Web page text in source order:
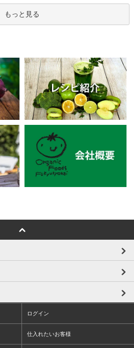
もっと見る
ログイン
仕入れたいお客様